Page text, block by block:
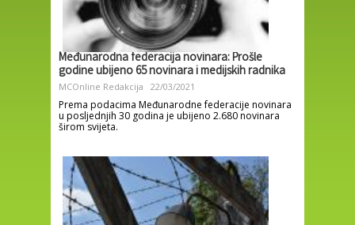
Međunarodna federacija novinara: Prošle
godine ubijeno 65 novinara i medijskih radnika
MCOnline Redakcija 22/03/2021
Prema podacima Međunarodne federacije novinara
u posljednjih 30 godina je ubijeno 2.680 novinara
širom svijeta.